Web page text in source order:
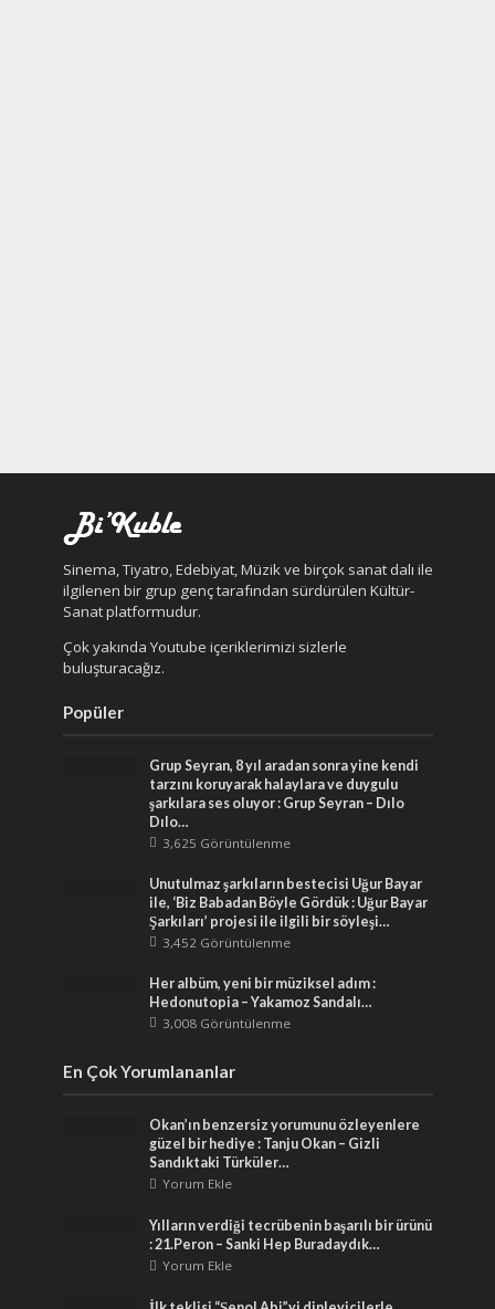
Sinema, Tiyatro, Edebiyat, Müzik ve birçok sanat dalı ile
ilgilenen bir grup genç tarafından sürdürülen Kültür-
Sanat platformudur.
Çok yakında Youtube içeriklerimizi sizlerle
buluşturacağız.
Popüler
Grup Seyran, 8 yıl aradan sonra yine kendi
tarzını koruyarak halaylara ve duygulu
şarkılara ses oluyor : Grup Seyran – Dılo
Dılo…
3,625 Görüntülenme
Unutulmaz şarkıların bestecisi Uğur Bayar
ile, ‘Biz Babadan Böyle Gördük : Uğur Bayar
Şarkıları’ projesi ile ilgili bir söyleşi…
3,452 Görüntülenme
Her albüm, yeni bir müziksel adım :
Hedonutopia – Yakamoz Sandalı…
3,008 Görüntülenme
En Çok Yorumlananlar
Okan’ın benzersiz yorumunu özleyenlere
güzel bir hediye : Tanju Okan – Gizli
Sandıktaki Türküler…
Yorum Ekle
Yılların verdiği tecrübenin başarılı bir ürünü
: 21.Peron – Sanki Hep Buradaydık…
Yorum Ekle